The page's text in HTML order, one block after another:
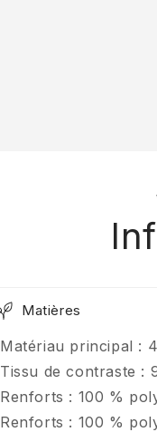
Matières
Matériau principal :
Tissu de contraste :
Renforts : 100 %
Renforts : 100 %